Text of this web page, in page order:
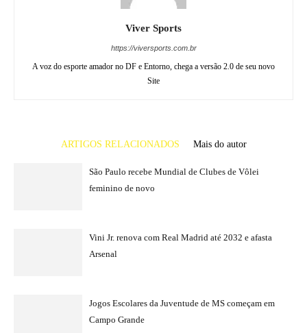
Viver Sports
https://viversports.com.br
A voz do esporte amador no DF e Entorno, chega a versão 2.0 de seu novo
Site
ARTIGOS RELACIONADOS Mais do autor
São Paulo recebe Mundial de Clubes de Vôlei
feminino de novo
Vini Jr. renova com Real Madrid até 2032 e afasta
Arsenal
Jogos Escolares da Juventude de MS começam em
Campo Grande